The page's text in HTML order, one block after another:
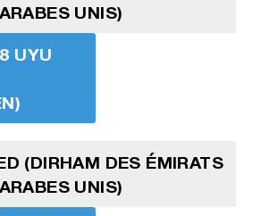
ARABES UNIS)
UYU
(DIRHAM DES ÉMIRATS
ARABES UNIS)